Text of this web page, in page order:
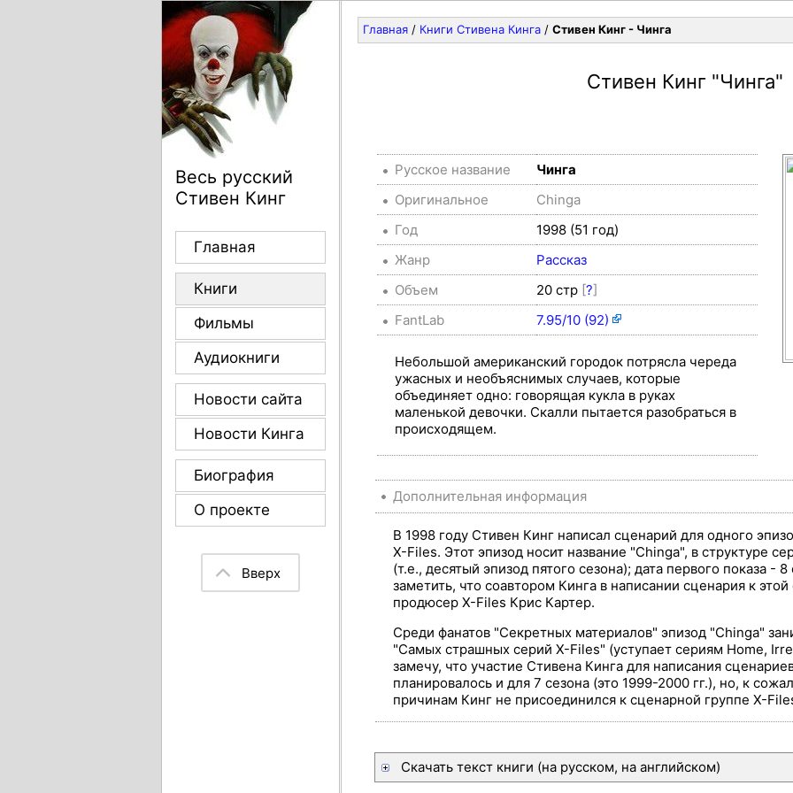
Весь русский
Стивен Кинг
Главная
Книги
Фильмы
Аудиокниги
Новости сайта
Новости Кинга
Биография
О проекте
Вверх
Главная / Книги Стивена Кинга / Стивен Кинг - Чинга
Стивен Кинг "Чинга"
Русское название
Чинга
Оригинальное
Chinga
Год
1998 (51 год)
Жанр
Рассказ
Объем
20 стр [?]
FantLab
7.95/10 (92)
Небольшой американский городок потрясла череда
ужасных и необъяснимых случаев, которые
объединяет одно: говорящая кукла в руках
маленькой девочки. Скалли пытается разобраться в
происходящем.
Дополнительная информация
В 1998 году Стивен Кинг написал сценарий для одного
X-Files. Этот эпизод носит название "Chinga", в структуре
(т.е., десятый эпизод пятого сезона); дата первого показа -
заметить, что соавтором Кинга в написании сценария к
продюсер X-Files Крис Картер.
Среди фанатов "Секретных материалов" эпизод "Chinga"
"Самых страшных серий X-Files" (уступает сериям Home,
замечу, что участие Стивена Кинга для написания
планировалось и для 7 сезона (это 1999-2000 гг.), но, к
причинам Кинг не присоединился к сценарной группе X-
Скачать текст книги (на русском, на английском)